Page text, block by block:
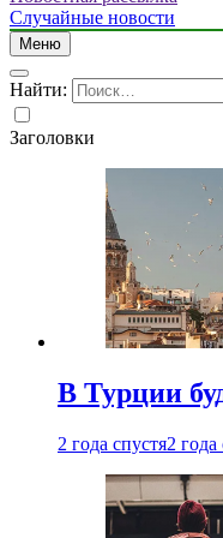
Случайные новости
Меню
Найти:
Заголовки
В Турции
2 года спустя2 года